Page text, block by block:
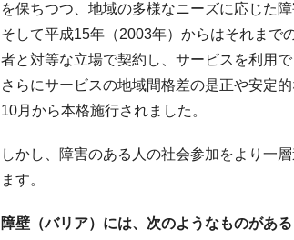
を保ちつつ、地域の多様なニーズに応じた
そして平成15年（2003年）からはそれまで
者と対等な立場で契約し、サービスを利用
さらにサービスの地域間格差の是正や安定
10月から本格施行されました。
しかし、障害のある人の社会参加をより一層
ます。
障壁（バリア）には、次のようなものがある